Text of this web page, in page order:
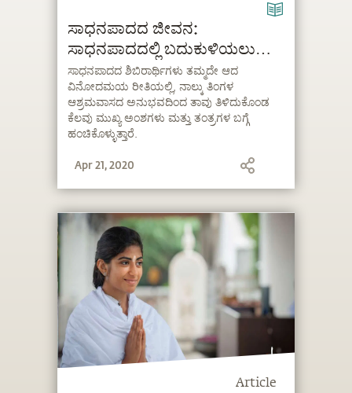
ಸಾಧನಪಾದದ ಜೀವನ:
ಸಾಧನಪಾದದಲ್ಲಿ ಬದುಕುಳಿಯಲು
ಮಹತ್ವದ ಕೈಪಿಡಿ
ಸಾಧನಪಾದದ ಶಿಬಿರಾರ್ಥಿಗಳು ತಮ್ಮದೇ ಆದ
ವಿನೋದಮಯ ರೀತಿಯಲ್ಲಿ, ನಾಲ್ಕು ತಿಂಗಳ
ಆಶ್ರಮವಾಸದ ಅನುಭವದಿಂದ ತಾವು ತಿಳಿದುಕೊಂಡ
ಕೆಲವು ಮುಖ್ಯ ಅಂಶಗಳು ಮತ್ತು ತಂತ್ರಗಳ ಬಗ್ಗೆ
ಹಂಚಿಕೊಳ್ಳುತ್ತಾರೆ.
Apr 21, 2020
Article